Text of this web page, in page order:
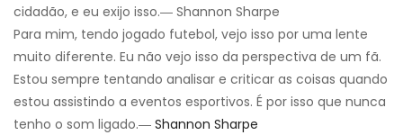
cidadão, e eu exijo isso.― Shannon Sharpe
Para mim, tendo jogado futebol, vejo isso por uma lente
muito diferente. Eu não vejo isso da perspectiva de um fã.
Estou sempre tentando analisar e criticar as coisas quando
estou assistindo a eventos esportivos. É por isso que nunca
tenho o som ligado.― Shannon Sharpe